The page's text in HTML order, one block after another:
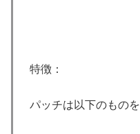
特徴：
パッチは以下のもの